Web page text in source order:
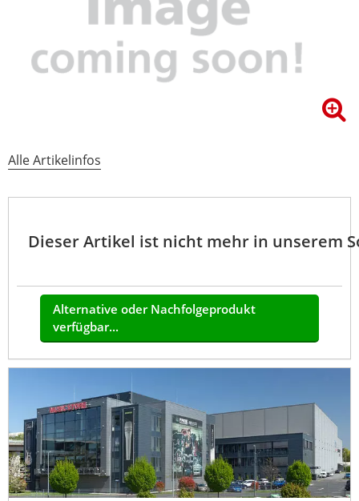
Alle Artikelinfos
Dieser Artikel ist nicht mehr in unserem
Alternative oder Nachfolgeprodukt
verfügbar...